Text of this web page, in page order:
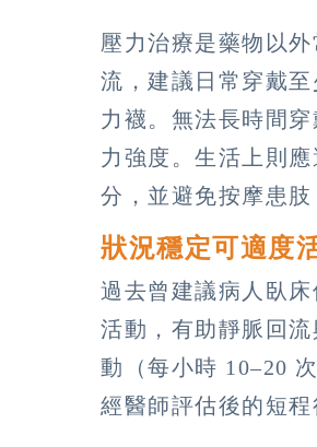
壓力治療是藥物以
流，建議日常穿戴
力襪。無法長時間
力強度。生活上則
分，並避免按摩患肢
狀況穩定可適度
過去曾建議病人臥
活動，有助靜脈回
動（每小時 10–20
經醫師評估後的短程